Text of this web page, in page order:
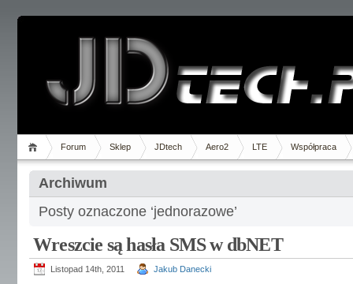
Forum Sklep JDtech Aero2 LTE Współpraca
Archiwum
Posty oznaczone ‘jednorazowe’
Wreszcie są hasła SMS w dbNET
Listopad 14th, 2011 Jakub Danecki